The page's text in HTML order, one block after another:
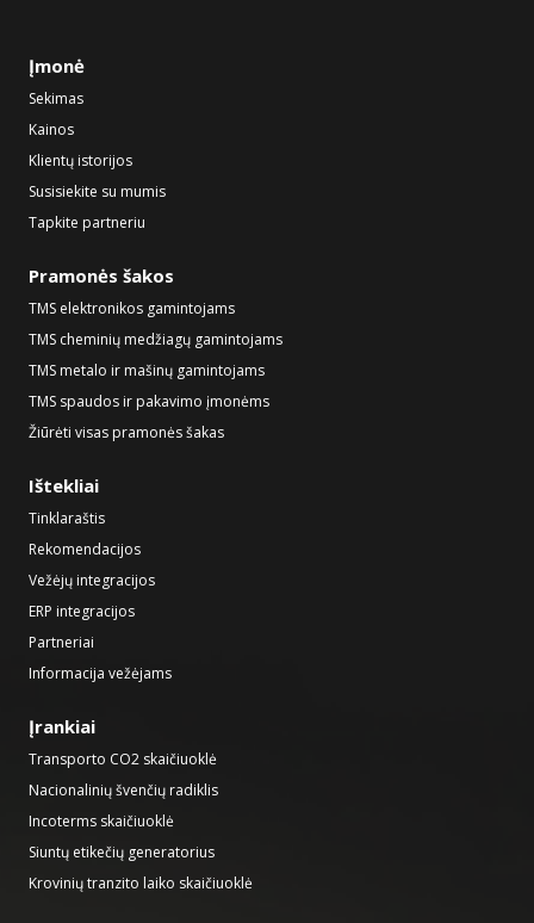
Įmonė
Sekimas
Kainos
Klientų istorijos
Susisiekite su mumis
Tapkite partneriu
Pramonės šakos
TMS elektronikos gamintojams
TMS cheminių medžiagų gamintojams
TMS metalo ir mašinų gamintojams
TMS spaudos ir pakavimo įmonėms
Žiūrėti visas pramonės šakas
Ištekliai
Tinklaraštis
Rekomendacijos
Vežėjų integracijos
ERP integracijos
Partneriai
Informacija vežėjams
Įrankiai
Transporto CO2 skaičiuoklė
Nacionalinių švenčių radiklis
Incoterms skaičiuoklė
Siuntų etikečių generatorius
Krovinių tranzito laiko skaičiuoklė